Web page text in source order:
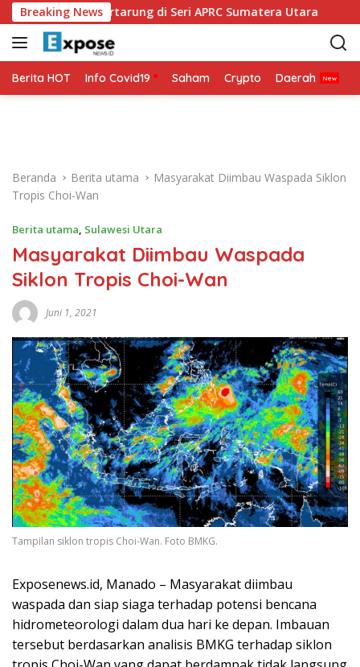
a
g
u
Breaking News
Siap Bertarung di Seri APRC Sumatera Utara
Berita HOT Info Covid19 Saham Crypto Daerah
Beranda Berita utama
Masyarakat Diimbau Waspada Siklon
Tropis Choi-Wan
Berita utama, Sulawesi Utara
Masyarakat Diimbau Waspada
Siklon Tropis Choi-Wan
Juni 1, 2021
Tampilan siklon tropis Choi-Wan. Foto BMKG.
Exposenews.id, Manado – Masyarakat diimbau
waspada dan siap siaga terhadap potensi bencana
hidrometeorologi dalam dua hari ke depan. Imbauan
tersebut berdasarkan analisis BMKG terhadap siklon